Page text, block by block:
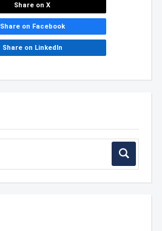
Share on X
Share on Facebook
Share on LinkedIn